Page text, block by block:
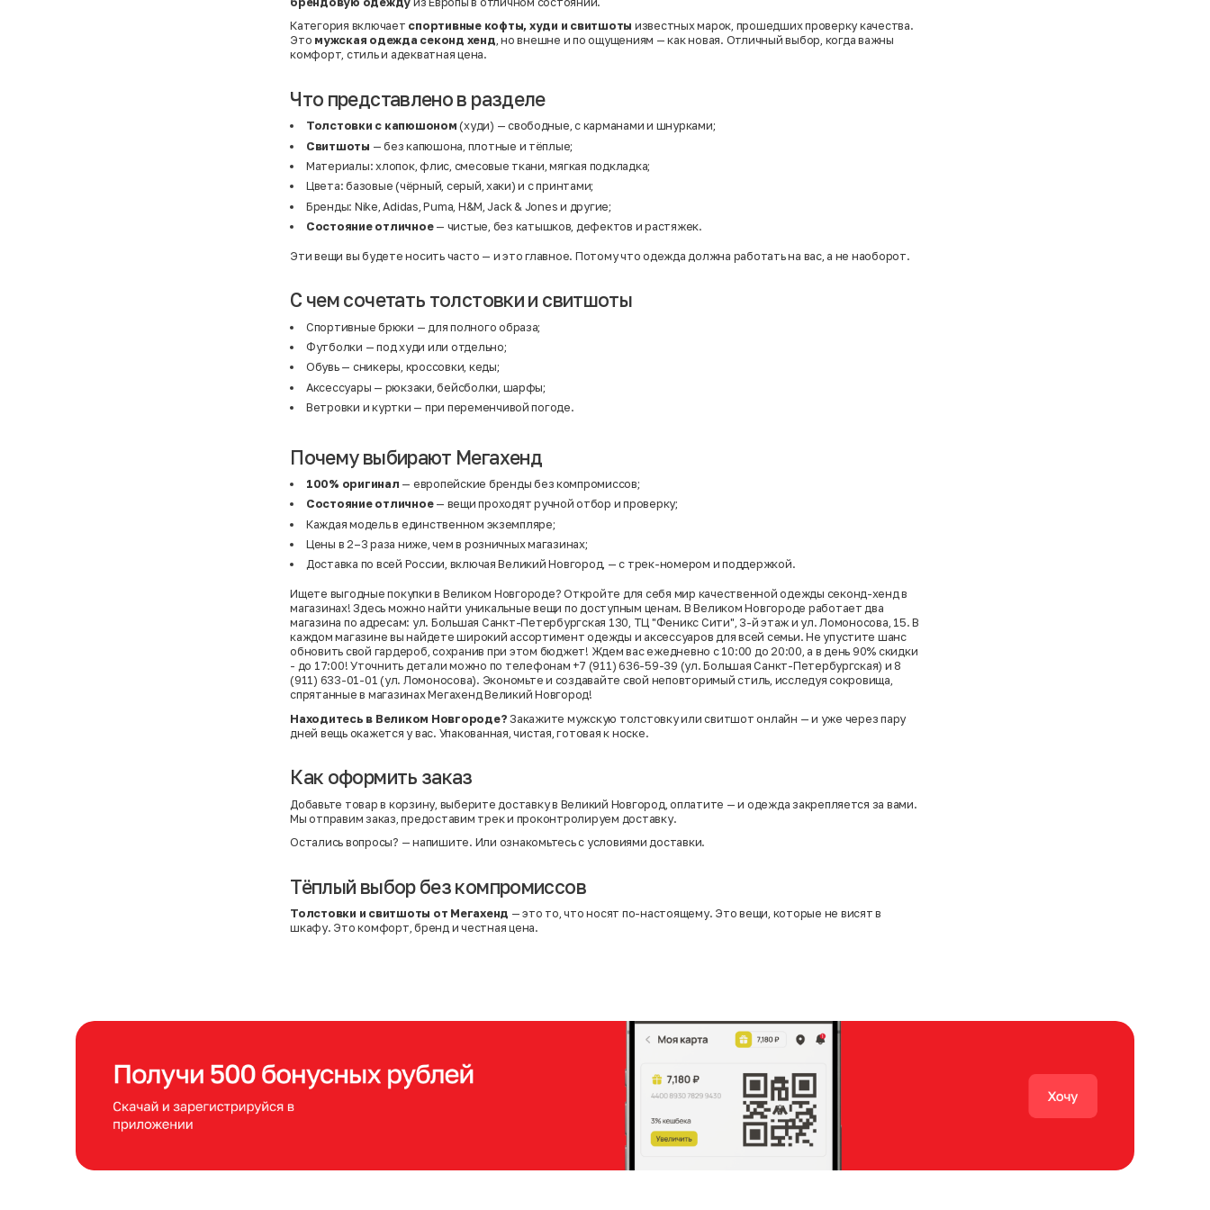
Категория включает спортивные кофты, худи и свитшоты известных марок, прошедших проверку качества.
Это мужская одежда секонд хенд, но внешне и по ощущениям — как новая. Отличный выбор, когда важны
комфорт, стиль и адекватная цена.
Что представлено в разделе
Толстовки с капюшоном (худи) — свободные, с карманами и шнурками;
Свитшоты — без капюшона, плотные и тёплые;
Материалы: хлопок, флис, смесовые ткани, мягкая подкладка;
Цвета: базовые (чёрный, серый, хаки) и с принтами;
Бренды: Nike, Adidas, Puma, H&M, Jack & Jones и другие;
Состояние отличное— чистые, без катышков, дефектов и растяжек.
Эти вещи вы будете носить часто — и это главное. Потому что одежда должна работать на вас, а не наоборот.
С чем сочетать толстовки и свитшоты
Спортивные брюки — для полного образа;
Футболки — под худи или отдельно;
Обувь— сникеры, кроссовки, кеды;
Аксессуары — рюкзаки, бейсболки, шарфы;
Ветровки и куртки — при переменчивой погоде.
Почему выбирают Мегахенд
100% оригинал — европейские бренды без компромиссов;
Состояние отличное— вещи проходят ручной отбор и проверку;
Каждая модель в единственном экземпляре;
Цены в 2–3 раза ниже, чем в розничных магазинах;
Доставка по всей России, включая Великий Новгород, — с трек-номером и поддержкой.
Ищете выгодные покупки в Великом Новгороде? Откройте для себя мир качественной одежды секонд-хенд в
магазинах! Здесь можно найти уникальные вещи по доступным ценам. В Великом Новгороде работает два
магазина по адресам: ул. Большая Санкт-Петербургская 130, ТЦ "Феникс Сити", 3-й этаж и ул. Ломоносова, 15. В
каждом магазине вы найдете широкий ассортимент одежды и аксессуаров для всей семьи. Не упустите шанс
обновить свой гардероб, сохранив при этом бюджет! Ждем вас ежедневно с 10:00 до 20:00, а в день 90% скидки
- до 17:00! Уточнить детали можно по телефонам +7 (911) 636-59-39 (ул. Большая Санкт-Петербургская) и 8
(911) 633-01-01 (ул. Ломоносова). Экономьте и создавайте свой неповторимый стиль, исследуя сокровища,
спрятанные в магазинах Мегахенд Великий Новгород!
Находитесь в Великом Новгороде? Закажите мужскую толстовку или свитшот онлайн — и уже через пару
дней вещь окажется у вас. Упакованная, чистая, готовая к носке.
Как оформить заказ
Добавьте товар в корзину, выберите доставку в Великий Новгород, оплатите — и одежда закрепляется за вами.
Мы отправим заказ, предоставим трек и проконтролируем доставку.
Остались вопросы? — напишите. Или ознакомьтесь с условиями доставки.
Тёплый выбор без компромиссов
Толстовки и свитшоты от Мегахенд — это то, что носят по-настоящему. Это вещи, которые не висят в
шкафу. Это комфорт, бренд и честная цена.